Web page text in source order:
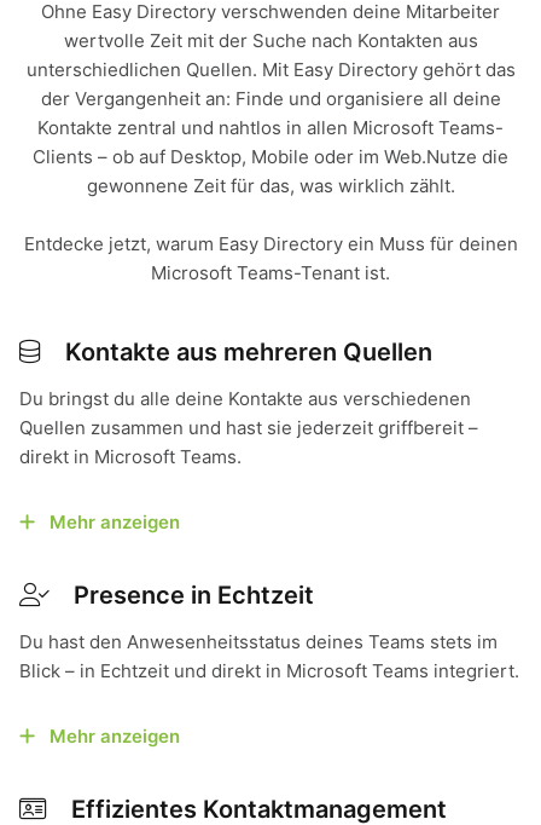
Ohne Easy Directory verschwenden deine Mitarbeiter
wertvolle Zeit mit der Suche nach Kontakten aus
unterschiedlichen Quellen. Mit Easy Directory gehört das
der Vergangenheit an: Finde und organisiere all deine
Kontakte zentral und nahtlos in allen Microsoft Teams-
Clients – ob auf Desktop, Mobile oder im Web.Nutze die
gewonnene Zeit für das, was wirklich zählt.
Entdecke jetzt, warum Easy Directory ein Muss für deinen
Microsoft Teams-Tenant ist.
Kontakte aus mehreren Quellen
Du bringst du alle deine Kontakte aus verschiedenen
Quellen zusammen und hast sie jederzeit griffbereit –
direkt in Microsoft Teams.
Mehr anzeigen
Presence in Echtzeit
Du hast den Anwesenheitsstatus deines Teams stets im
Blick – in Echtzeit und direkt in Microsoft Teams integriert.
Mehr anzeigen
Effizientes Kontaktmanagement